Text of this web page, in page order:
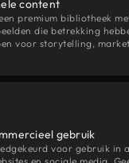
content
premium bibliotheek
die betrekking
voor storytelling,
gebruik
voor gebruik in